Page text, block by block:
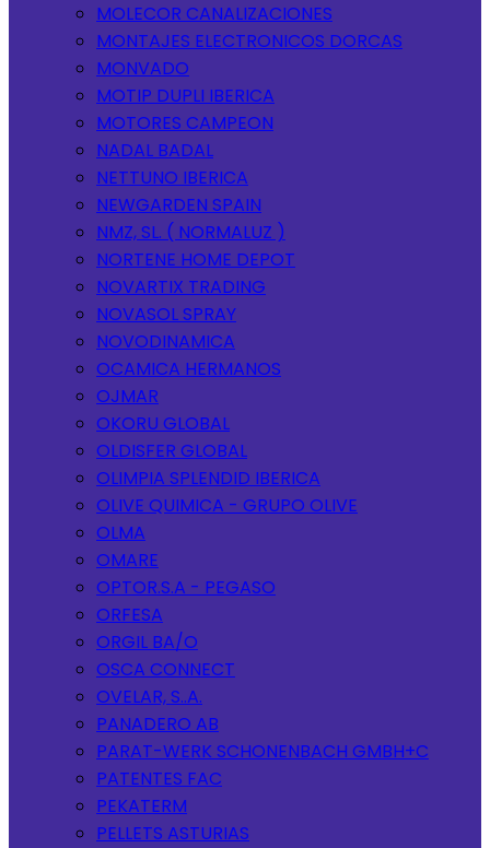
MOLECOR CANALIZACIONES
MONTAJES ELECTRONICOS DORCAS
MONVADO
MOTIP DUPLI IBERICA
MOTORES CAMPEON
NADAL BADAL
NETTUNO IBERICA
NEWGARDEN SPAIN
NMZ, SL. ( NORMALUZ )
NORTENE HOME DEPOT
NOVARTIX TRADING
NOVASOL SPRAY
NOVODINAMICA
OCAMICA HERMANOS
OJMAR
OKORU GLOBAL
OLDISFER GLOBAL
OLIMPIA SPLENDID IBERICA
OLIVE QUIMICA - GRUPO OLIVE
OLMA
OMARE
OPTOR.S.A - PEGASO
ORFESA
ORGIL BA/O
OSCA CONNECT
OVELAR, S..A.
PANADERO AB
PARAT-WERK SCHONENBACH GMBH+C
PATENTES FAC
PEKATERM
PELLETS ASTURIAS